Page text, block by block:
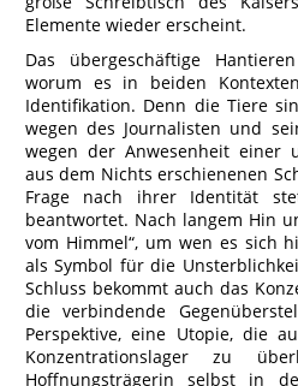
Elemente wieder erscheint.
Das übergeschäftige
worum es in beiden
Identifikation. Denn die Tiere
wegen des Journalisten und
wegen der Anwesenheit einer
aus dem Nichts erschienenen
Frage nach ihrer Identität
beantwortet. Nach langem Hin
vom Himmel“, um wen es sich
als Symbol für die
Schluss bekommt auch das
die verbindende
Perspektive, eine Utopie, die
Konzentrationslager zu
Hoffnungsträgerin selbst in